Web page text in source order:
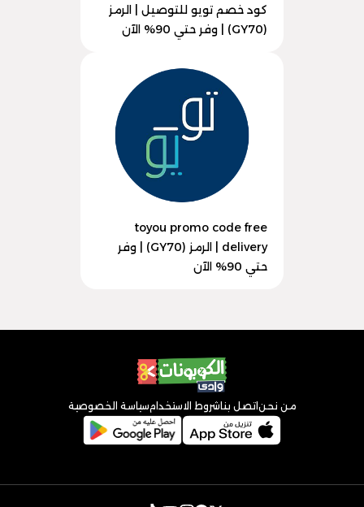
كود خصم تويو للتوصيل | الرمز
(GY70) | وفر حتي 90% الآن
toyou promo code free
delivery | الرمز (GY70) | وفر
حتي 90% الآن
من نحن اتصل بنا شروط الاستخدامسياسة الخصوصية